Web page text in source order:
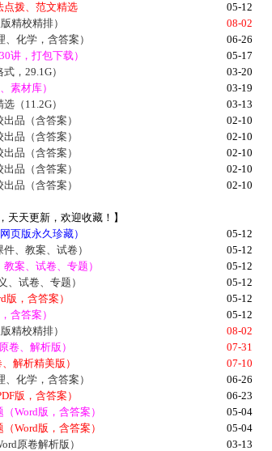
点拨、范文精选
05-12
精校精排）
08-02
化学，含答案）
06-26
讲，打包下载）
05-17
，29.1G）
03-20
素材库）
03-19
（11.2G）
03-13
品（含答案）
02-10
品（含答案）
02-10
品（含答案）
02-10
品（含答案）
02-10
品（含答案）
02-10
天天更新，欢迎收藏！】
页版永久珍藏）
05-12
、教案、试卷）
05-12
案、试卷、专题）
05-12
、试卷、专题）
05-12
，含答案）
05-12
含答案）
05-12
精校精排）
08-02
卷、解析版）
07-31
解析精美版）
07-10
化学，含答案）
06-26
版，含答案）
06-23
Word版，含答案）
05-04
Word版，含答案）
05-04
原卷解析版） 03-13